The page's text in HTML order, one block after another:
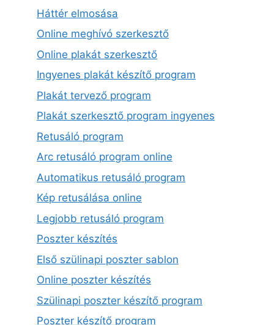
Háttér elmosása
Online meghívó szerkesztő
Online plakát szerkesztő
Ingyenes plakát készítő program
Plakát tervező program
Plakát szerkesztő program ingyenes
Retusáló program
Arc retusáló program online
Automatikus retusáló program
Kép retusálása online
Legjobb retusáló program
Poszter készítés
Első szülinapi poszter sablon
Online poszter készítés
Szülinapi poszter készítő program
Poszter készítő program